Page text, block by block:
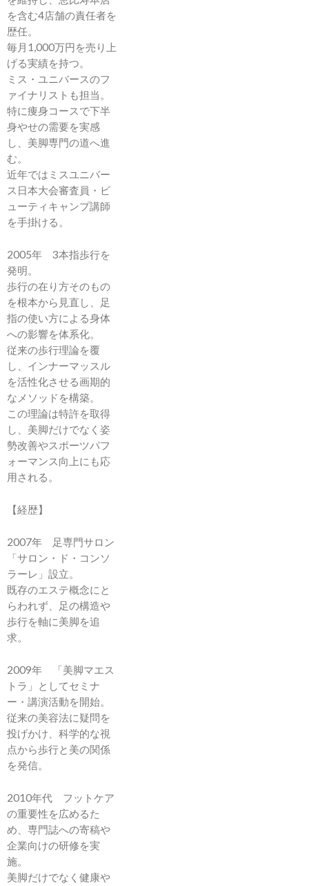
を含む4店舗の責任者を
歴任。
毎月1,000万円を売り上
げる実績を持つ。
ミス・ユニバースのフ
ァイナリストも担当。
特に痩身コースで下半
身やせの需要を実感
し、美脚専門の道へ進
む。
近年ではミスユニバー
ス日本大会審査員・ビ
ューティキャンプ講師
を手掛ける。
2005年 3本指歩行を
発明。
歩行の在り方そのもの
を根本から見直し、足
指の使い方による身体
への影響を体系化。
従来の歩行理論を覆
し、インナーマッスル
を活性化させる画期的
なメソッドを構築。
この理論は特許を取得
し、美脚だけでなく姿
勢改善やスポーツパフ
ォーマンス向上にも応
用される。
【経歴】
2007年 足専門サロン
「サロン・ド・コンソ
ラーレ」設立。
既存のエステ概念にと
らわれず、足の構造や
歩行を軸に美脚を追
求。
2009年 「美脚マエス
トラ」としてセミナ
ー・講演活動を開始。
従来の美容法に疑問を
投げかけ、科学的な視
点から歩行と美の関係
を発信。
2010年代 フットケア
の重要性を広めるた
め、専門誌への寄稿や
企業向けの研修を実
施。
美脚だけでなく健康や